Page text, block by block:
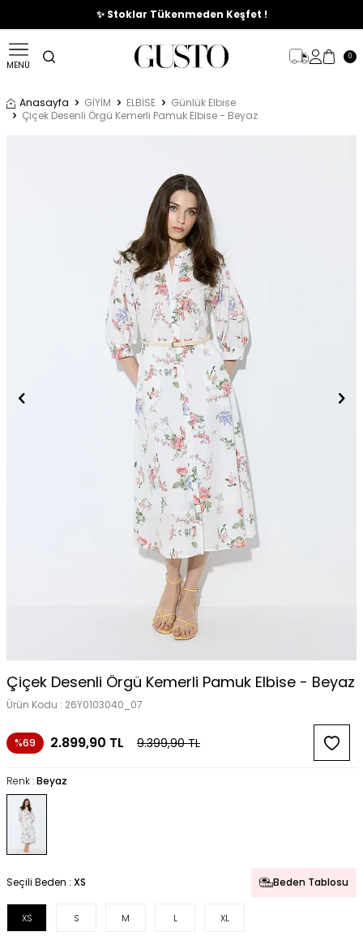
🎉%70'e Varan Büyük Yaz İndirim Başladı !
✨ Stoklar Tükenmeden Keşfet !
MENÜ
0
Anasayfa GİYİM ELBİSE
Günlük Elbise
Çiçek Desenli Örgü Kemerli Pamuk Elbise - Beyaz
Çiçek Desenli Örgü Kemerli Pamuk Elbise - Beyaz
Ürün Kodu : 26Y0103040_07
%69 2.899,90 TL 9.399,90TL
Renk :Beyaz
Seçili Beden : XS Beden Tablosu
XS S M L XL